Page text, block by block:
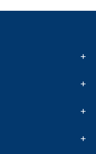
+
+
+
+